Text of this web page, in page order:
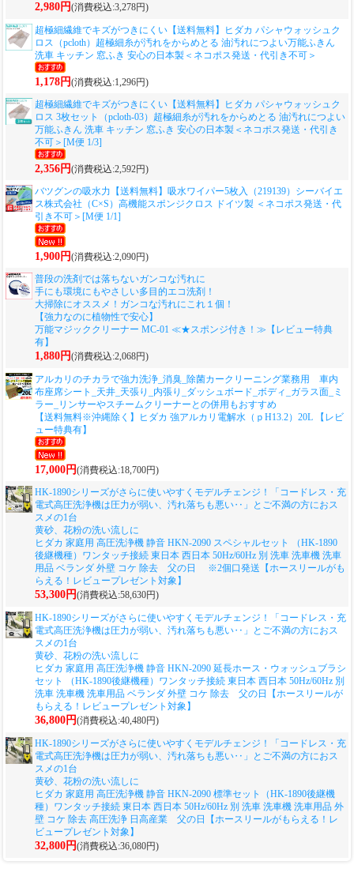
2,980円(消費税込:3,278円)
超極細繊維でキズがつきにくい 【送料無料】ヒダカ パシャウォッシュク
ロス（pcloth）超極細糸が汚れをからめとる 油汚れにつよい万能ふきん
洗車 キッチン 窓ふき 安心の日本製＜ネコポス発送・代引き不可＞
1,178円(消費税込:1,296円)
超極細繊維でキズがつきにくい 【送料無料】ヒダカ パシャウォッシュク
ロス 3枚セット（pcloth-03）超極細糸が汚れをからめとる 油汚れにつよい
万能ふきん 洗車 キッチン 窓ふき 安心の日本製＜ネコポス発送・代引き
不可＞[M便 1/3]
2,356円(消費税込:2,592円)
バツグンの吸水力 【送料無料】吸水ワイパー5枚入（219139）シーバイエ
ス株式会社（C×S）高機能スポンジクロス ドイツ製 ＜ネコポス発送・代
引き不可＞[M便 1/1]
1,900円(消費税込:2,090円)
普段の洗剤では落ちないガンコな汚れに
手にも環境にもやさしい多目的エコ洗剤！
大掃除にオススメ！ガンコな汚れにこれ１個！
【強力なのに植物性で安心】
万能マジッククリーナー MC-01 ≪★スポンジ付き！≫【レビュー特典
有】
1,880円(消費税込:2,068円)
アルカリのチカラで強力洗浄_消臭_除菌カークリーニング業務用 車内
布座席シート_天井_天張り_内張り_ダッシュボード_ボディ_ガラス面_ミ
ラー_リンサーやスチームクリーナーとの併用もおすすめ
【送料無料※沖縄除く】ヒダカ 強アルカリ電解水（ｐH13.2）20L 【レビ
ュー特典有】
17,000円(消費税込:18,700円)
HK-1890シリーズがさらに使いやすくモデルチェンジ！「コードレス・充
電式高圧洗浄機は圧力が弱い、汚れ落ちも悪い‥」とご不満の方におス
スメの1台
黄砂、花粉の洗い流しに
ヒダカ 家庭用 高圧洗浄機 静音 HKN-2090 スペシャルセット （HK-1890
後継機種）ワンタッチ接続 東日本 西日本 50Hz/60Hz 別 洗車 洗車機 洗車
用品 ベランダ 外壁 コケ 除去 父の日 ※2個口発送【ホースリールがも
らえる！レビュープレゼント対象】
53,300円(消費税込:58,630円)
HK-1890シリーズがさらに使いやすくモデルチェンジ！「コードレス・充
電式高圧洗浄機は圧力が弱い、汚れ落ちも悪い‥」とご不満の方におス
スメの1台
黄砂、花粉の洗い流しに
ヒダカ 家庭用 高圧洗浄機 静音 HKN-2090 延長ホース・ウォッシュブラシ
セット （HK-1890後継機種）ワンタッチ接続 東日本 西日本 50Hz/60Hz 別
洗車 洗車機 洗車用品 ベランダ 外壁 コケ 除去 父の日【ホースリールが
もらえる！レビュープレゼント対象】
36,800円(消費税込:40,480円)
HK-1890シリーズがさらに使いやすくモデルチェンジ！「コードレス・充
電式高圧洗浄機は圧力が弱い、汚れ落ちも悪い‥」とご不満の方におス
スメの1台
黄砂、花粉の洗い流しに
ヒダカ 家庭用 高圧洗浄機 静音 HKN-2090 標準セット（HK-1890後継機
種）ワンタッチ接続 東日本 西日本 50Hz/60Hz 別 洗車 洗車機 洗車用品 外
壁 コケ 除去 高圧洗浄 日高産業 父の日【ホースリールがもらえる！レ
ビュープレゼント対象】
32,800円(消費税込:36,080円)